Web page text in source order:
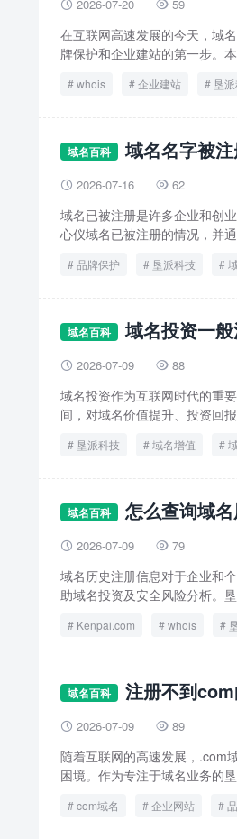
 2026-07-20  59
在互联网高速发展的今天，域
牌保护和企业建站的第一步。
whois 企业建站 垦
域名百科 域名名字被
 2026-07-16  62
域名已被注册是许多企业和创
心仪域名已被注册的情况，并
品牌保护 垦派科技
域名百科 域名投资一
 2026-07-09  88
域名投资作为互联网时代的重
间，对域名价值提升、投资回
垦派科技 域名增值
域名百科 怎么查询域
 2026-07-09  79
域名历史注册信息对于企业和
助域名投资及安全风险分析。
Kenpai.com whois
域名百科 注册不到
 2026-07-09  89
随着互联网的高速发展，.com
困境。作为专注于域名业务的
com域名 企业网站